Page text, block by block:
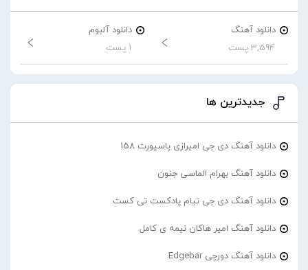
دانلود آهنگ
3,594 پست
دانلود آلبوم
1 پست
جدیدترین ها
دانلود آهنگ دی جی امیرازی پاسپورت 158
دانلود آهنگ بهرام الماسی جنون
دانلود آهنگ دی جی تیام پادکست تی کست
دانلود آهنگ امیر هاکان نیمه ی کامل
دانلود آهنگ دورچی Edgebar